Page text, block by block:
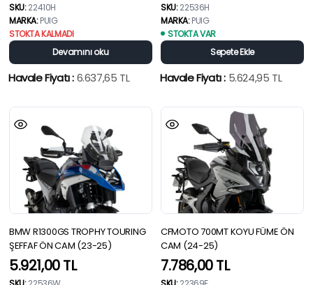
SKU: 22410H
MARKA:PUIG
STOKTA KALMADI
Devamını oku
Havale Fiyatı :6.637,65 TL
SKU: 22536H
MARKA:PUIG
STOKTA VAR
Sepete Ekle
Havale Fiyatı : 5.624,95 TL
BMW R1300GS TROPHY TOURING
ŞEFFAF ÖN CAM (23-25)
5.921,00TL
CFMOTO 700MT KOYU FÜME ÖN
CAM (24-25)
7.786,00TL